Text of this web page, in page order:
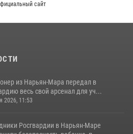
сайт
из Нарьян-Мара передал в
весь свой арсенал для уч...
2026, 11:53
Росгвардии в Нарьян-Маре